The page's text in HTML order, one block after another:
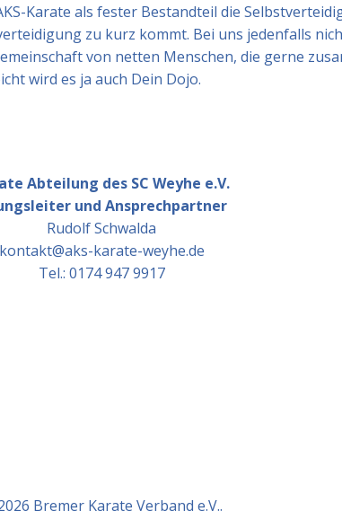
Karate als fester Bestandteil die
zu kurz kommt. Bei uns jedenfalls
von netten Menschen, die gerne
wird es ja auch Dein Dojo.
Abteilung des SC Weyhe e.V.
und Ansprechpartner
Rudolf Schwalda
kontakt@aks-karate-weyhe.de
Tel.: 0174 947 9917
Bremer Karate Verband e.V..